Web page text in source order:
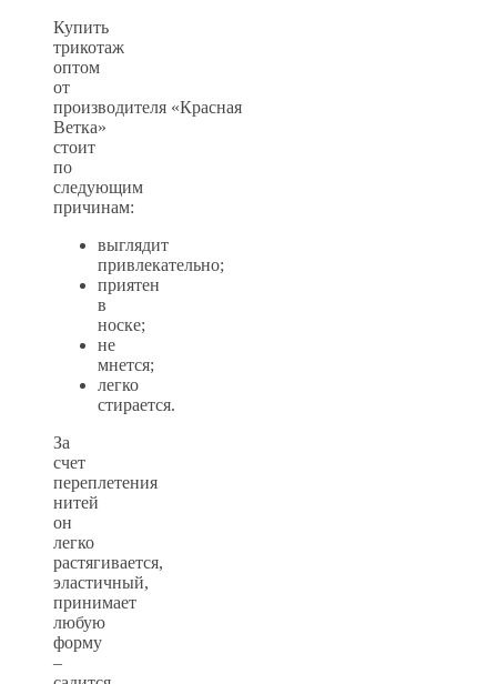
Купить
трикотаж
оптом
от
производителя «Красная
Ветка»
стоит
по
следующим
причинам:
выглядит
привлекательно;
приятен
в
носке;
не
мнется;
легко
стирается.
За
счет
переплетения
нитей
он
легко
растягивается,
эластичный,
принимает
любую
форму
–